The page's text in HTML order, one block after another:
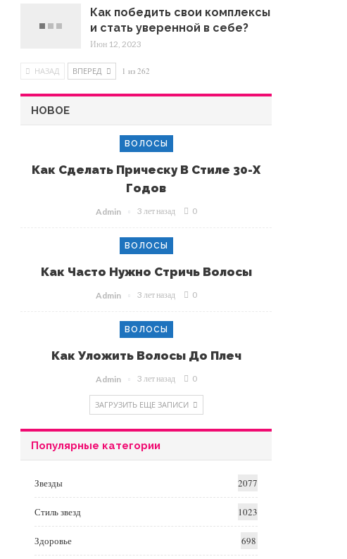
Как победить свои комплексы
и стать уверенной в себе?
Июн 12, 2023
НАЗАД ВПЕРЕД 1 из 262
НОВОЕ
ВОЛОСЫ
Как Сделать Прическу В Стиле 30-Х
Годов
Admin 3 лет назад 0
ВОЛОСЫ
Как Часто Нужно Стричь Волосы
Admin 3 лет назад 0
ВОЛОСЫ
Как Уложить Волосы До Плеч
Admin 3 лет назад 0
ЗАГРУЗИТЬ ЕЩЕ ЗАПИСИ
Популярные категории
Звезды 2077
Стиль звезд 1023
Здоровье 698